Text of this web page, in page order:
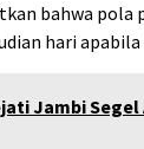
bahwa
hari
Jambi Segel